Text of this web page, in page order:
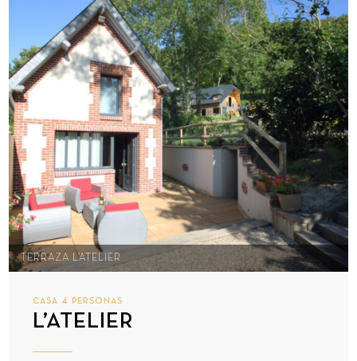
TERRAZA L’ATELIER
CASA 4 PERSONAS
L’ATELIER